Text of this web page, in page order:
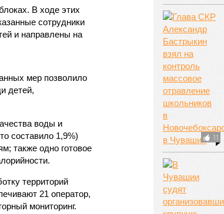
В ходе этих
сотрудники
и направлены на
мер позволило
детей,
воды и
составило 1,9%)
также одно готовое
территорий
21 оператор,
мониторинг.
11